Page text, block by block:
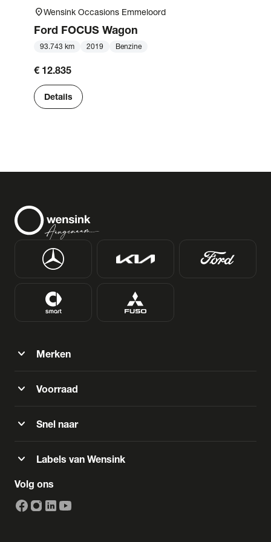
location_onWensink Occasions Emmeloord
Ford FOCUS Wagon
93.743 km 2019 Benzine
€ 12.835
Details
expand_more Merken
expand_more Voorraad
expand_more Snel naar
expand_more Labels van Wensink
Volg ons